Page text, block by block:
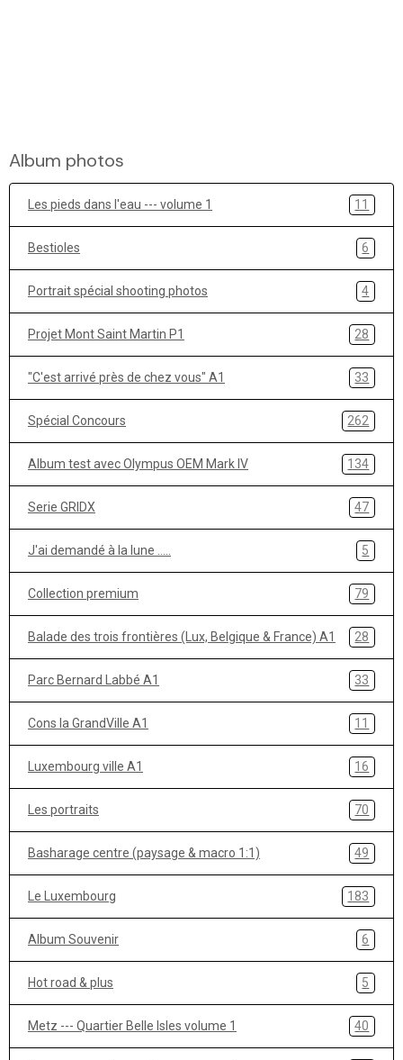
Album photos
Les pieds dans l'eau --- volume 1 11
Bestioles 6
Portrait spécial shooting photos 4
Projet Mont Saint Martin P1 28
"C'est arrivé près de chez vous" A1 33
Spécial Concours 262
Album test avec Olympus OEM Mark IV 134
Serie GRIDX 47
J'ai demandé à la lune ..... 5
Collection premium 79
Balade des trois frontières (Lux, Belgique & France) A1 28
Parc Bernard Labbé A1 33
Cons la GrandVille A1 11
Luxembourg ville A1 16
Les portraits 70
Basharage centre (paysage & macro 1:1) 49
Le Luxembourg 183
Album Souvenir 6
Hot road & plus 5
Metz --- Quartier Belle Isles volume 1 40